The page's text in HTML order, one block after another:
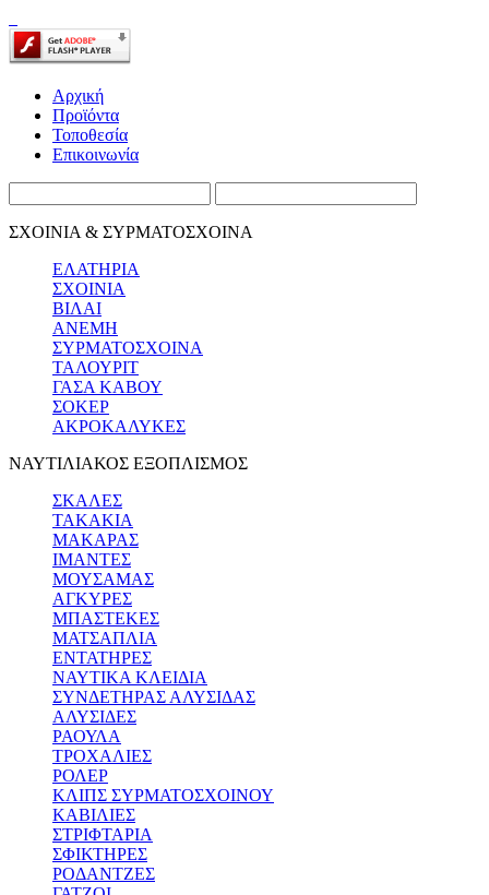
Αρχική
Προϊόντα
Τοποθεσία
Επικοινωνία
ΣΧΟΙΝΙΑ & ΣΥΡΜΑΤΟΣΧΟΙΝΑ
ΕΛΑΤΗΡΙΑ
ΣΧΟΙΝΙΑ
ΒΙΛΑΙ
ΑΝΕΜΗ
ΣΥΡΜΑΤΟΣΧΟΙΝΑ
ΤΑΛΟΥΡΙΤ
ΓΑΣΑ ΚΑΒΟΥ
ΣΟΚΕΡ
ΑΚΡΟΚΑΛΥΚΕΣ
ΝΑΥΤΙΛΙΑΚΟΣ ΕΞΟΠΛΙΣΜΟΣ
ΣΚΑΛΕΣ
ΤΑΚΑΚΙΑ
ΜΑΚΑΡΑΣ
ΙΜΑΝΤΕΣ
ΜΟΥΣΑΜΑΣ
ΑΓΚΥΡΕΣ
ΜΠΑΣΤΕΚΕΣ
ΜΑΤΣΑΠΛΙΑ
ΕΝΤΑΤΗΡΕΣ
ΝΑΥΤΙΚΑ ΚΛΕΙΔΙΑ
ΣΥΝΔΕΤΗΡΑΣ ΑΛΥΣΙΔΑΣ
ΑΛΥΣΙΔΕΣ
ΡΑΟΥΛΑ
ΤΡΟΧΑΛΙΕΣ
ΡΟΛΕΡ
ΚΛΙΠΣ ΣΥΡΜΑΤΟΣΧΟΙΝΟΥ
ΚΑΒΙΛΙΕΣ
ΣΤΡΙΦΤΑΡΙΑ
ΣΦΙΚΤΗΡΕΣ
ΡΟΔΑΝΤΖΕΣ